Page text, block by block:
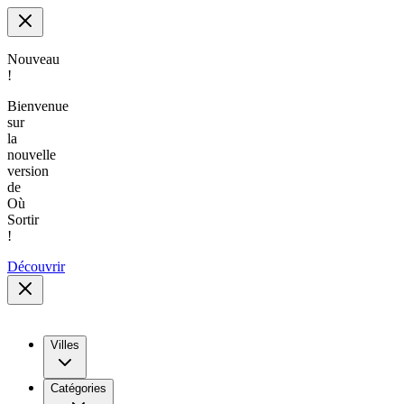
Nouveau
!
Bienvenue
sur
la
nouvelle
version
de
Où
Sortir
!
Découvrir
Villes
Catégories